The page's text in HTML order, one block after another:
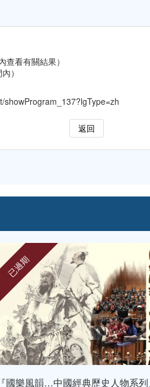
看有關結果）
）
showProgram_137?lgType=zh
返回
已過期